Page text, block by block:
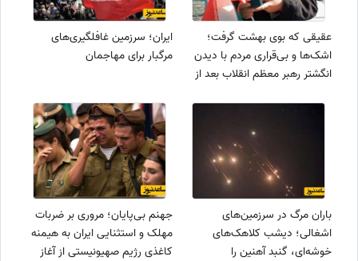
عقیقی که بوی بهشت گرفت؛
اشک‌ها و بی‌قراری مردم با دیدن
انگشتر رهبر معظم انقلاب بعد از
ایران؛ سرزمین غافلگیری‌های
مرگبار برای مهاجمان
باران مرگ در سرزمین‌های
اشغالی؛ دیشب کلاهک‌های
خوشه‌ای، گنبد آهنین را
جهنم بی‌پایان؛ مروری بر ضربات
مهلک و استثنایی ایران به هیمنه
کاغذی رژیم صهیونیستی از آغاز